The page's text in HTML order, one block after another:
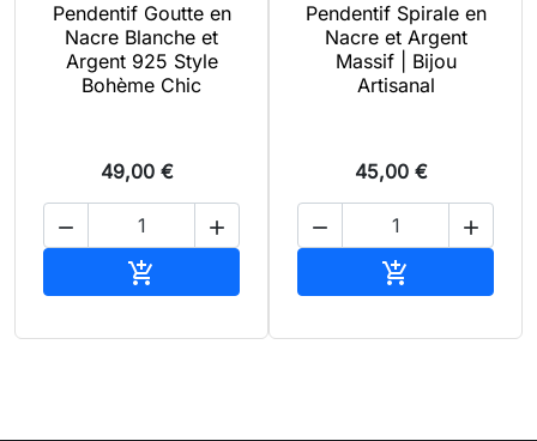
Pendentif Goutte en
Nacre Blanche et
Argent 925 Style
Bohème Chic
49,00 €
 

Pendentif Spirale en
Nacre et Argent
Massif | Bijou
Artisanal
45,00 €
 
